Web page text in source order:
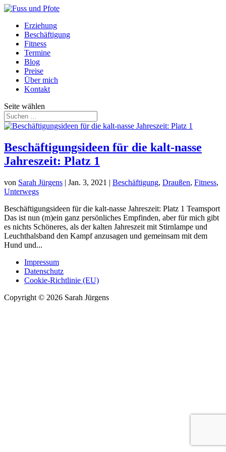
Erziehung
Beschäftigung
Fitness
Termine
Blog
Preise
Über mich
Kontakt
Seite wählen
Beschäftigungsideen für die kalt-nasse
Jahreszeit: Platz 1
von Sarah Jürgens | Jan. 3, 2021 | Beschäftigung, Draußen, Fitness,
Unterwegs
Beschäftigungsideen für die kalt-nasse Jahreszeit: Platz 1 Teamsport
Das ist nun (m)ein ganz persönliches Empfinden, aber für mich gibt
es nichts Schöneres, als der kalten Jahreszeit mit Stirnlampe und
Leuchthalsband den Kampf anzusagen und gemeinsam mit dem
Hund und...
Impressum
Datenschutz
Cookie-Richtlinie (EU)
Copyright © 2026 Sarah Jürgens